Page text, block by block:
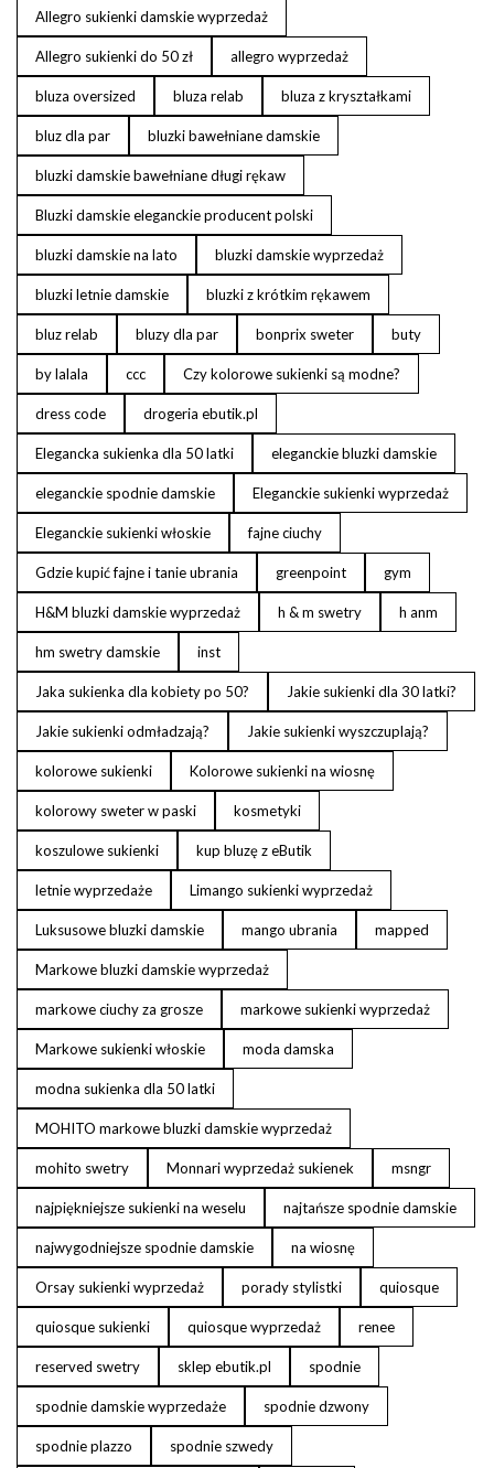
Allegro sukienki damskie wyprzedaż
Allegro sukienki do 50 zł allegro wyprzedaż
bluza oversized bluza relab bluza z kryształkami
bluz dla par bluzki bawełniane damskie
bluzki damskie bawełniane długi rękaw
Bluzki damskie eleganckie producent polski
bluzki damskie na lato bluzki damskie wyprzedaż
bluzki letnie damskie bluzki z krótkim rękawem
bluz relab bluzy dla par bonprix sweter buty
by lalala ccc Czy kolorowe sukienki są modne?
dress code drogeria ebutik.pl
Elegancka sukienka dla 50 latki eleganckie bluzki damskie
eleganckie spodnie damskie Eleganckie sukienki wyprzedaż
Eleganckie sukienki włoskie fajne ciuchy
Gdzie kupić fajne i tanie ubrania greenpoint gym
H&M bluzki damskie wyprzedaż h & m swetry h anm
hm swetry damskie inst
Jaka sukienka dla kobiety po 50? Jakie sukienki dla 30 latki?
Jakie sukienki odmładzają? Jakie sukienki wyszczuplają?
kolorowe sukienki Kolorowe sukienki na wiosnę
kolorowy sweter w paski kosmetyki
koszulowe sukienki kup bluzę z eButik
letnie wyprzedaże Limango sukienki wyprzedaż
Luksusowe bluzki damskie mango ubrania mapped
Markowe bluzki damskie wyprzedaż
markowe ciuchy za grosze markowe sukienki wyprzedaż
Markowe sukienki włoskie moda damska
modna sukienka dla 50 latki
MOHITO markowe bluzki damskie wyprzedaż
mohito swetry Monnari wyprzedaż sukienek msngr
najpiękniejsze sukienki na weselu najtańsze spodnie damskie
najwygodniejsze spodnie damskie na wiosnę
Orsay sukienki wyprzedaż porady stylistki quiosque
quiosque sukienki quiosque wyprzedaż renee
reserved swetry sklep ebutik.pl spodnie
spodnie damskie wyprzedaże spodnie dzwony
spodnie plazzo spodnie szwedy